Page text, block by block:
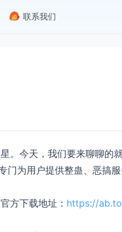
联系我们
今天，我们要来聊聊的就
为用户提供整蛊、恶搞
方下载地址： https://